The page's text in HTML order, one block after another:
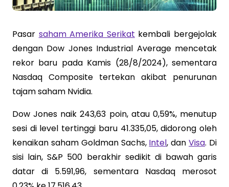
Pasar saham Amerika Serikat kembali bergejolak
dengan Dow Jones Industrial Average mencetak
rekor baru pada Kamis (28/8/2024), sementara
Nasdaq Composite tertekan akibat penurunan
tajam saham Nvidia.
Dow Jones naik 243,63 poin, atau 0,59%, menutup
sesi di level tertinggi baru 41.335,05, didorong oleh
kenaikan saham Goldman Sachs, Intel, danVisa. Di
sisi lain, S&P 500 berakhir sedikit di bawah garis
datar di 5.591,96, sementara Nasdaq merosot